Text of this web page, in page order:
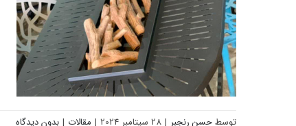
توسطحسن رنجبر | 28 سپتامبر 2024 | مقالات | بدون دیدگاه